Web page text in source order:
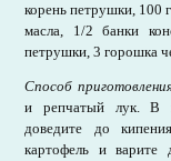
корень петрушки, 100
масла, 1/2 банки
петрушки, 3 горошка
Способ
и репчатый лук. В
доведите до
картофель и варите